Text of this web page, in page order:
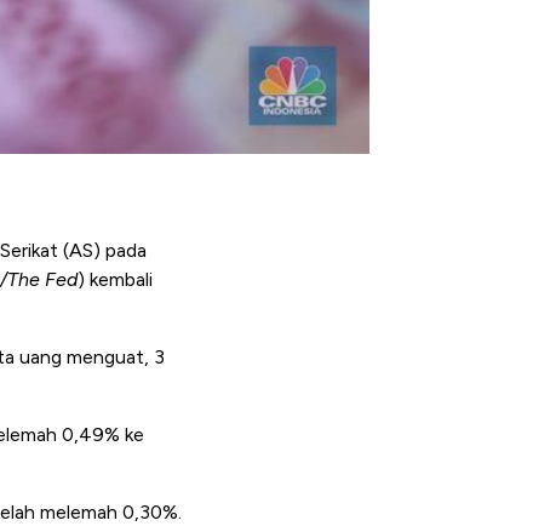
(AS) pada
The Fed) kembali
uang menguat, 3
0,49% ke
melemah 0,30%.